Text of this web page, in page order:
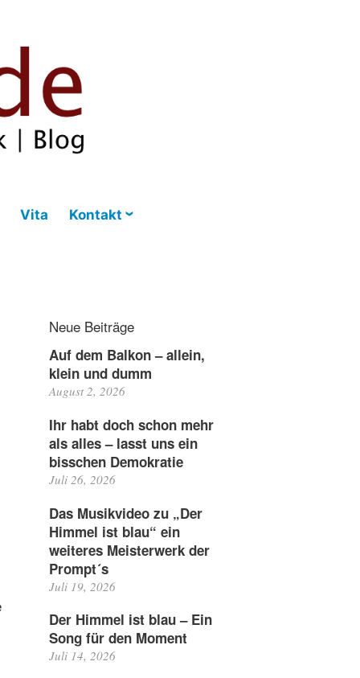
Vita Kontakt
Neue Beiträge
Auf dem Balkon – allein,
klein und dumm
August 2, 2026
Ihr habt doch schon mehr
als alles – lasst uns ein
bisschen Demokratie
Juli 26, 2026
Das Musikvideo zu „Der
Himmel ist blau“ ein
weiteres Meisterwerk der
Prompt´s
Juli 19, 2026
Der Himmel ist blau – Ein
Song für den Moment
Juli 14, 2026